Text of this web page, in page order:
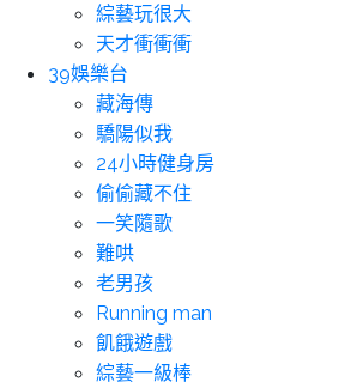
綜藝玩很大
天才衝衝衝
39娛樂台
藏海傳
驕陽似我
24小時健身房
偷偷藏不住
一笑隨歌
難哄
老男孩
Running man
飢餓遊戲
綜藝一級棒